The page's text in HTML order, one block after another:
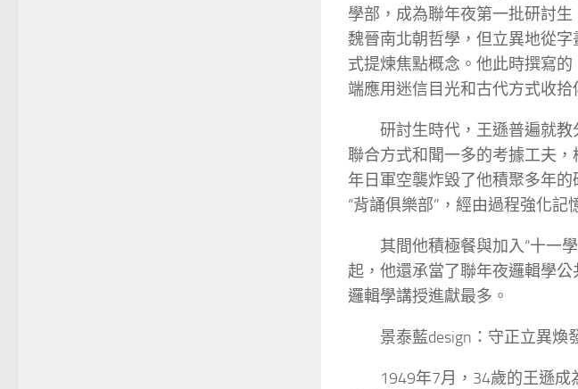
學部，成為聯年夜第一批研討
魏晉南北朝哲學，但立異地從
式提煉焦點概念。他此時撰寫
端應用迷信目光和古代方式收拾
研討生時代，王遜普遍就
聯合方式和聞一多的考據工夫
年日軍空襲炸毀了他積聚多年
“背誦俱樂部”，經由過程強化記
其間他積極餐與加入“十一
起，他還承當了聯年夜邏輯學
邏輯學講授進獻最多。
景泰藍design：守正立異煥
1949年7月，34歲的王遜